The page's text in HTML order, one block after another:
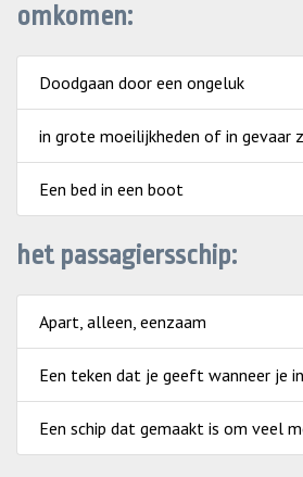
omkomen:
Doodgaan door een ongeluk
in grote moeilijkheden of in gevaar
Een bed in een boot
het passagiersschip:
Apart, alleen, eenzaam
Een teken dat je geeft wanneer je
Een schip dat gemaakt is om veel